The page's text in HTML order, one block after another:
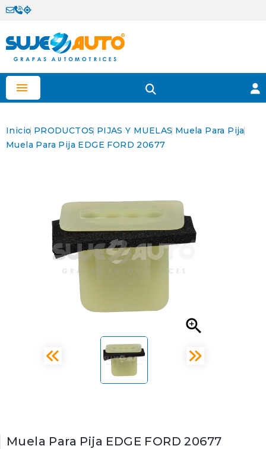

Inicio PRODUCTOS PIJAS Y MUELAS Muela Para Pija
Muela Para Pija EDGE FORD 20677

Muela Para Pija EDGE FORD 20677